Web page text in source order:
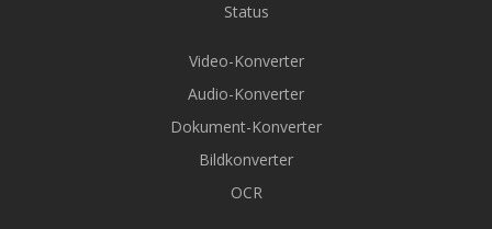
Status
Video-Konverter
Audio-Konverter
Dokument-Konverter
Bildkonverter
OCR